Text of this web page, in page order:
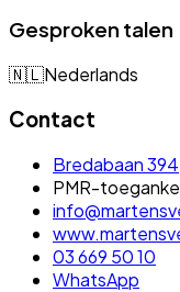
Gesproken talen
🇳🇱Nederlands
Contact
Bredabaan
PMR-
03 669 50 10
WhatsApp